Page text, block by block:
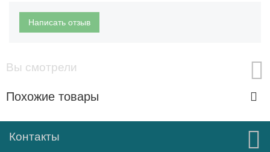
Написать отзыв
Вы смотрели
Похожие товары
Контакты